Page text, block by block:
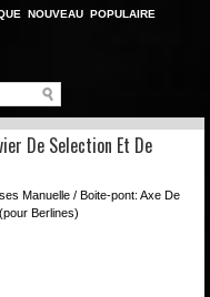
NOUVEAU POPULAIRE
De Selection Et De
Manuelle / Boite-pont: Axe De
Berlines)